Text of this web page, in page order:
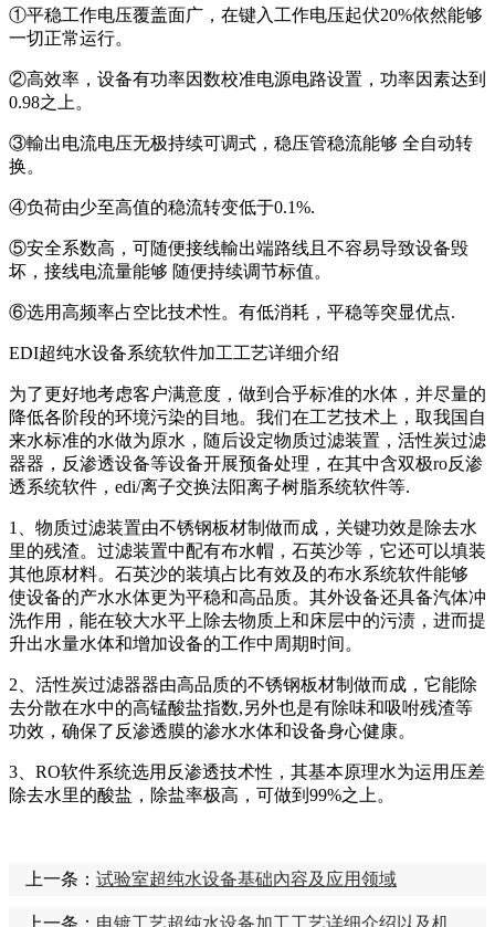
①平稳工作电压覆盖面广，在键入工作电压起伏20%依然能够
一切正常运行。
②高效率，设备有功率因数校准电源电路设置，功率因素达到
0.98之上。
③輸出电流电压无极持续可调式，稳压管稳流能够 全自动转
换。
④负荷由少至高值的稳流转变低于0.1%.
⑤安全系数高，可随便接线輸出端路线且不容易导致设备毁
坏，接线电流量能够 随便持续调节标值。
⑥选用高频率占空比技术性。有低消耗，平稳等突显优点.
EDI超纯水设备系统软件加工工艺详细介绍
为了更好地考虑客户满意度，做到合乎标准的水体，并尽量的
降低各阶段的环境污染的目地。我们在工艺技术上，取我国自
来水标准的水做为原水，随后设定物质过滤装置，活性炭过滤
器器，反渗透设备等设备开展预备处理，在其中含双极ro反渗
透系统软件，edi/离子交换法阳离子树脂系统软件等.
1、物质过滤装置由不锈钢板材制做而成，关键功效是除去水
里的残渣。过滤装置中配有布水帽，石英沙等，它还可以填装
其他原材料。石英沙的装填占比有效及的布水系统软件能够
使设备的产水水体更为平稳和高品质。其外设备还具备汽体冲
洗作用，能在较大水平上除去物质上和床层中的污渍，进而提
升出水量水体和增加设备的工作中周期时间。
2、活性炭过滤器器由高品质的不锈钢板材制做而成，它能除
去分散在水中的高锰酸盐指数,另外也是有除味和吸咐残渣等
功效，确保了反渗透膜的渗水水体和设备身心健康。
3、RO软件系统选用反渗透技术性，其基本原理水为运用压差
除去水里的酸盐，除盐率极高，可做到99%之上。
上一条： 试验室超纯水设备基础內容及应用领域